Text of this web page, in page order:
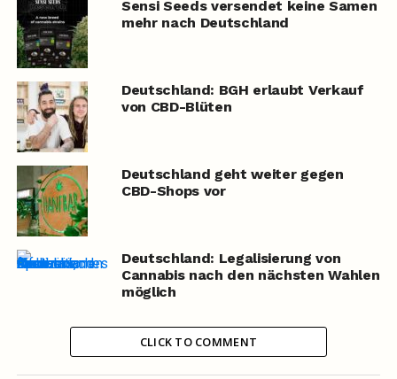
Sensi Seeds versendet keine Samen
mehr nach Deutschland
Deutschland: BGH erlaubt Verkauf
von CBD-Blüten
Deutschland geht weiter gegen
CBD-Shops vor
Deutschland: Legalisierung von
Cannabis nach den nächsten Wahlen
möglich
CLICK TO COMMENT